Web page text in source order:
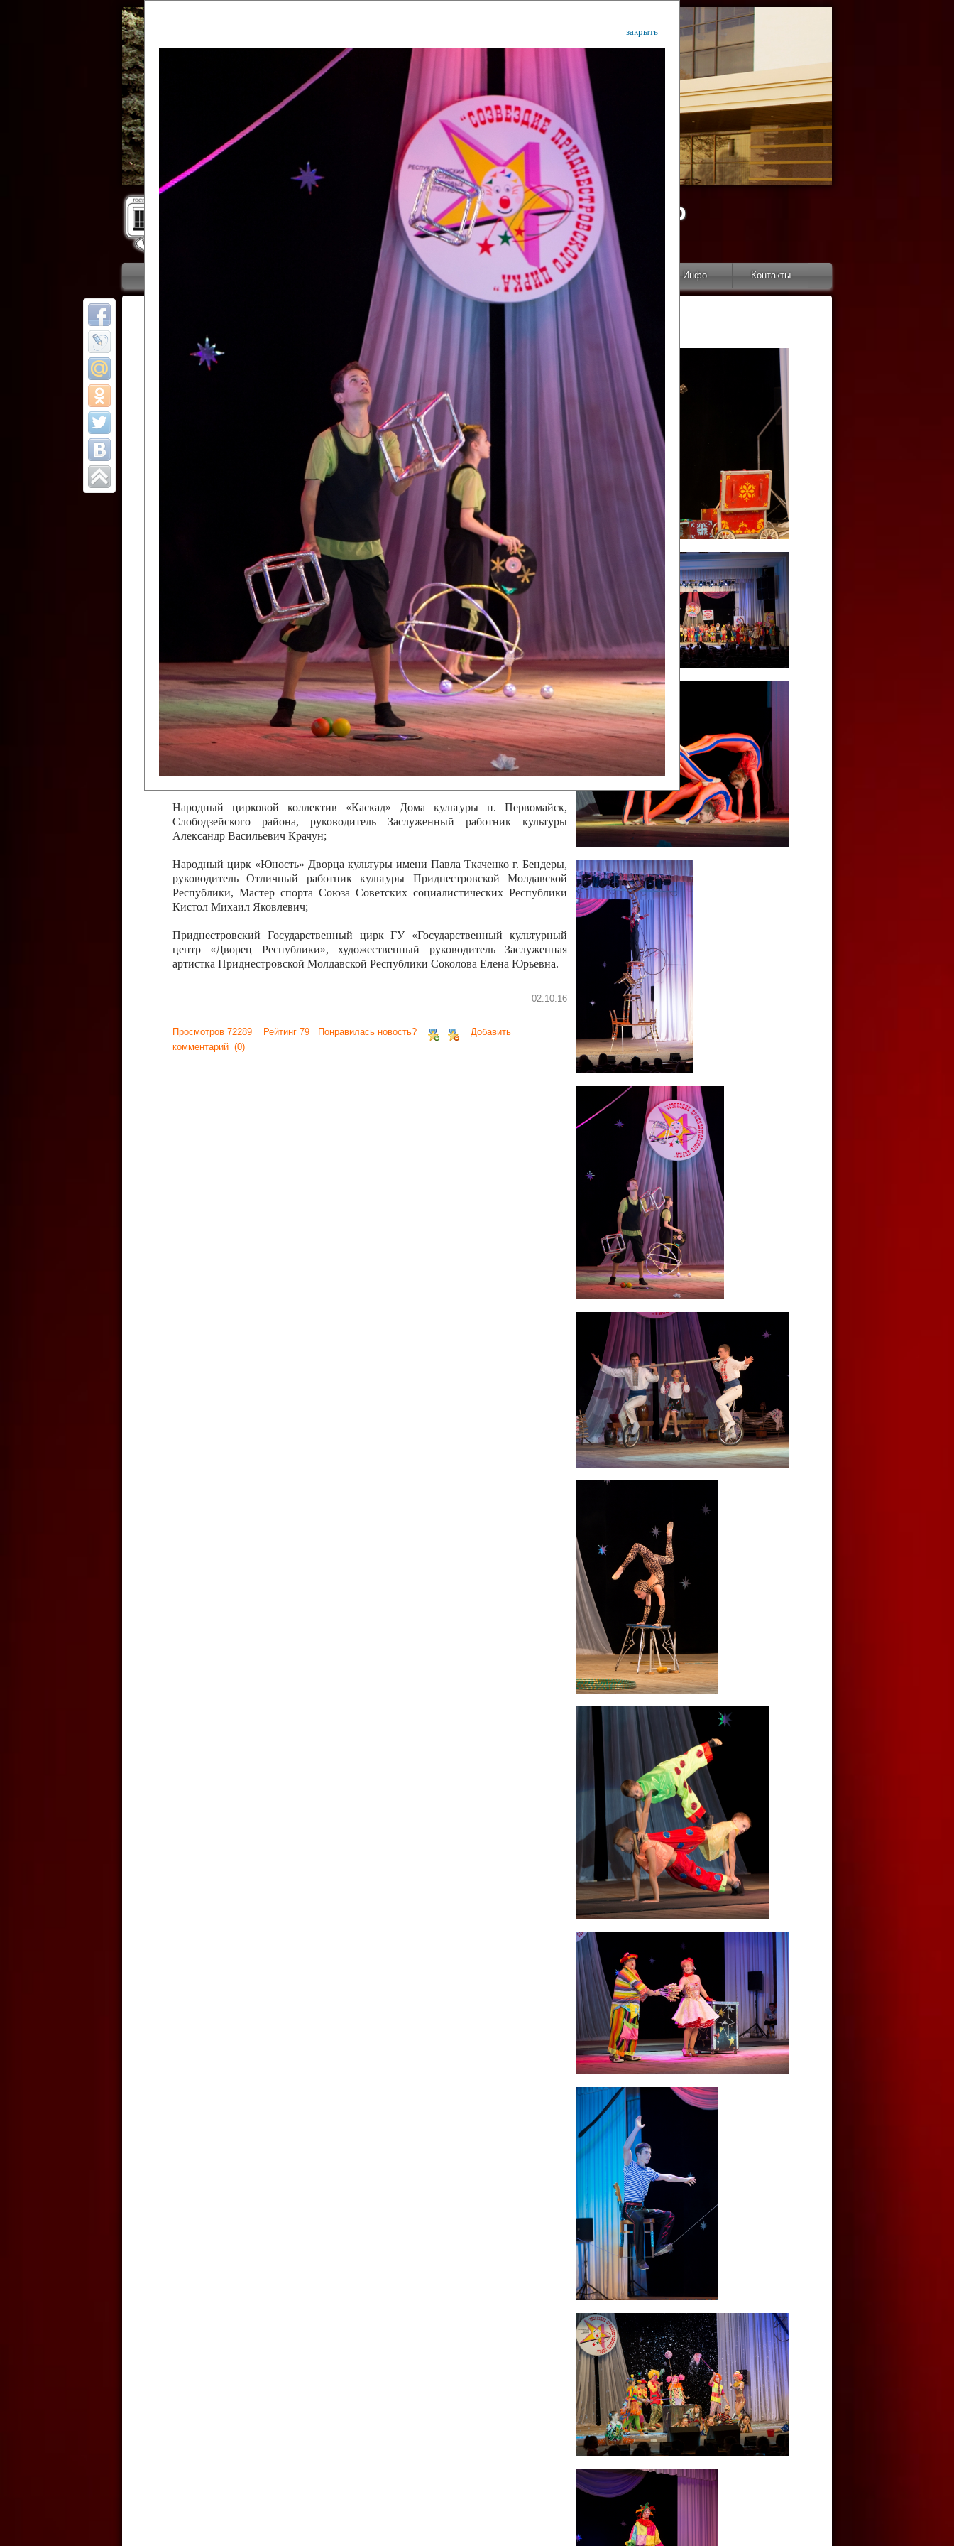
Государственный культурный центр
Дворец Республики
Новости Арт-монитор Арт-прожектор Инфо Контакты
ОТЧЕТЫ ГКЦ "ДВОРЕЦ РЕСПУБЛИКИ"
закрыть
Все отчеты
Финал Республиканского фестиваля
цирковых коллективов "Созвездие
Приднестровского цирка"
Образцовый эстрадно-цирковой коллектив «Ровесник» Дом культуры с.
Протягайловка, г. Бендеры , руководитель Рогожинер Светлана Георгиевна
Народный цирковой клоунский коллектив «Шари-вари» МУ «Культурно-
досуговый центр «Шелковик» г.Бендеры, руководители Отличные работники
культуры Приднестровской Молдавской Республики Алёна Александровна и
Народный цирковой коллектив «Энтузиасты» Дома культуры с. Делакеу,
Григориопольского района, руководитель Отличный работник культуры
Приднестровской Молдавской Республики Пётр Петрович Дижмару;
Народный цирковой коллектив «Сперанца» Дома культуры посёлка Красное,
Слободзейского района, руководитель Отличный работник культуры
Приднестровской Молдавской Республики Анжела Владимировна
Казавчинская;
Образцовый эстрадно-цирковой коллектив «Алегро» Дома детско –юношеского
творчества с. Чобручи, Слободзейского района, руководитель Хачатурян Юрий
Владимирович;
Образцовый цирковой коллектив «Радуга» Городской дворец культуры г.
Тирасполь, руководитель Отличный работник культуры Приднестровской
Молдавской Республики Николай Юрьевич Елистратов;
Народный цирковой коллектив «Каскад» Дома культуры п. Первомайск,
Слободзейского района, руководитель Заслуженный работник культуры
Александр Васильевич Крачун;
Народный цирк «Юность» Дворца культуры имени Павла Ткаченко г. Бендеры,
руководитель Отличный работник культуры Приднестровской Молдавской
Республики, Мастер спорта Союза Советских социалистических Республики
Кистол Михаил Яковлевич;
Приднестровский Государственный цирк ГУ «Государственный культурный
центр «Дворец Республики», художественный руководитель Заслуженная
артистка Приднестровской Молдавской Республики Соколова Елена Юрьевна.
02.10.16
Просмотров 72289 Рейтинг 79 Понравилась новость?
Добавить
комментарий (0)